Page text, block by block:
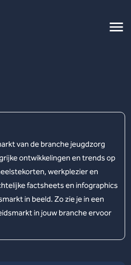
van de branche jeugdzorg
ontwikkelingen en trends op
werkplezier en
factsheets en infographics
in beeld. Zo zie je in een
in jouw branche ervoor